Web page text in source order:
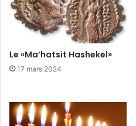
Le «Ma’hatsit Hashekel»
17 mars 2024